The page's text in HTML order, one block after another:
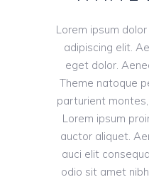
Lorem ipsum
adipiscing elit.
eget dolor.
Theme natoque
parturient
Lorem ipsum
auctor aliquet.
auci elit
odio sit amet